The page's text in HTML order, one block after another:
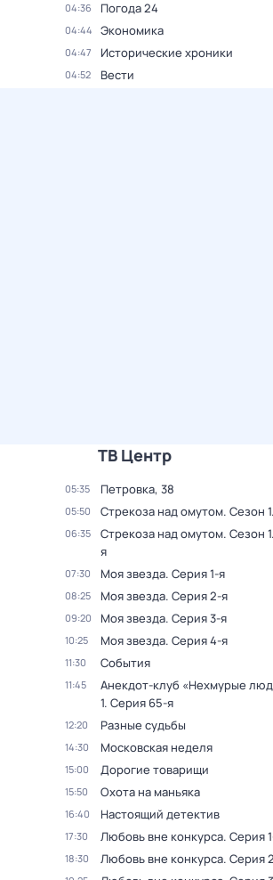
04:36 Погода 24
04:44 Экономика
04:47 Исторические хроники
04:52 Вести
ТВ Центр
05:35 Петровка, 38
05:50 Стрекоза над омутом. Сезон 1
06:35 Стрекоза над омутом. Сезон 1
я
07:30 Моя звезда. Серия 1-я
08:25 Моя звезда. Серия 2-я
09:20 Моя звезда. Серия 3-я
10:25 Моя звезда. Серия 4-я
11:30 События
11:45
Анекдот-клуб «Нехмурые
1. Серия 65-я
12:20 Разные судьбы
14:30 Московская неделя
15:00 Дорогие товарищи
15:50 Охота на маньяка
16:40 Настоящий детектив
17:30 Любовь вне конкурса. Серия
18:30 Любовь вне конкурса. Серия